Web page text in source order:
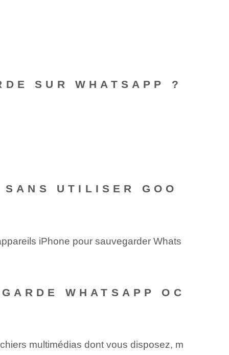
SUR WHATSAPP ?
UTILISER GOO
iPhone pour sauvegarder Whats
WHATSAPP OC
multimédias dont vous disposez, m